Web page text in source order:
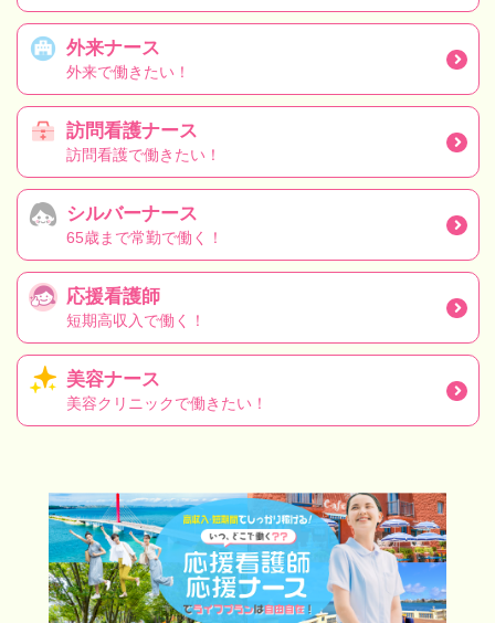
外来ナース
外来で働きたい！
訪問看護ナース
訪問看護で働きたい！
シルバーナース
65歳まで常勤で働く！
応援看護師
短期高収入で働く！
美容ナース
美容クリニックで働きたい！